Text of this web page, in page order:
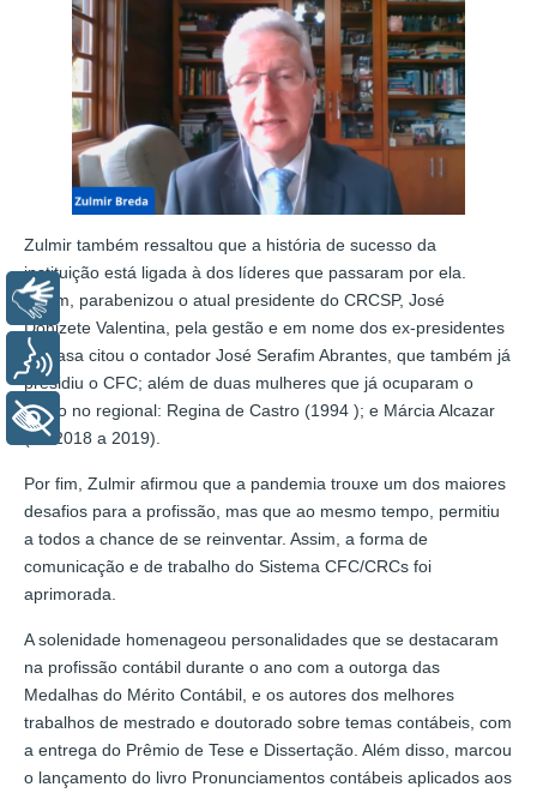
Zulmir também ressaltou que a história de sucesso da
instituição está ligada à dos líderes que passaram por ela.
Assim, parabenizou o atual presidente do CRCSP, José
Donizete Valentina, pela gestão e em nome dos ex-presidentes
da casa citou o contador José Serafim Abrantes, que também já
presidiu o CFC; além de duas mulheres que já ocuparam o
cargo no regional: Regina de Castro (1994 ); e Márcia Alcazar
(de 2018 a 2019).
Por fim, Zulmir afirmou que a pandemia trouxe um dos maiores
desafios para a profissão, mas que ao mesmo tempo, permitiu
a todos a chance de se reinventar. Assim, a forma de
comunicação e de trabalho do Sistema CFC/CRCs foi
aprimorada.
A solenidade homenageou personalidades que se destacaram
na profissão contábil durante o ano com a outorga das
Medalhas do Mérito Contábil, e os autores dos melhores
trabalhos de mestrado e doutorado sobre temas contábeis, com
a entrega do Prêmio de Tese e Dissertação. Além disso, marcou
o lançamento do livro Pronunciamentos contábeis aplicados aos
Libras
Voz
+ Acessibilidade